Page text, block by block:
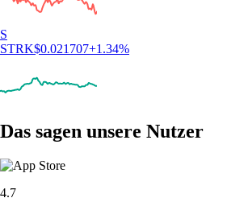
S
STRK$0.021707+1.34%
Das sagen unsere Nutzer
4.7